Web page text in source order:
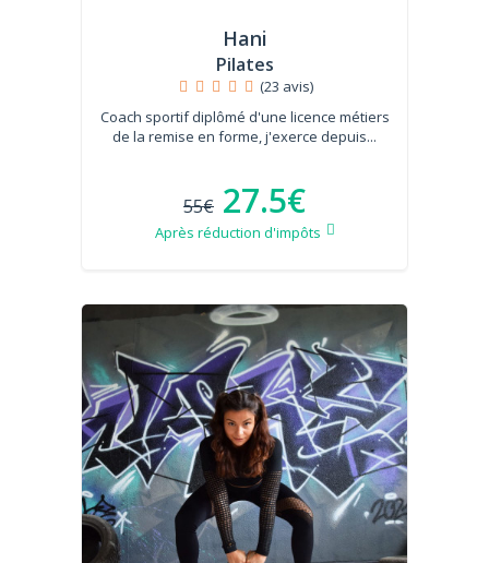
Hani
Pilates
(23 avis)
Coach sportif diplômé d'une licence métiers
de la remise en forme, j'exerce depuis...
55€ 27.5€
Après réduction d'impôts